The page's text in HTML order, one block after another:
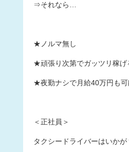
⇒それなら…
★ノルマ無し
★頑張り次第でガッツリ稼げ
★夜勤ナシで月給40万円も
＜正社員＞
タクシードライバーはいかが